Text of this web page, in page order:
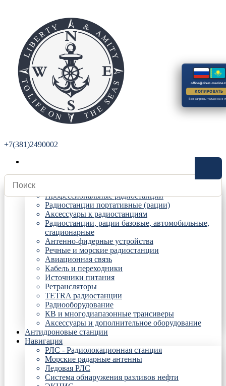
+7(381)2490002
Радиостанции
Профессиональные радиостанции
Радиостанции портативные (рации)
Аксессуары к радиостанциям
Радиостанции, рации базовые, автомобильные,
стационарные
Антенно-фидерные устройства
Речные и морские радиостанции
Авиационная связь
Кабель и переходники
Источники питания
Ретрансляторы
TETRA радиостанции
Радиооборудование
КВ и многодиапазонные трансиверы
Аксессуары и дополнительное оборудование
Антидроновые станции
Навигация
РЛС - Радиолокационная станция
Морские радарные антенны
Ледовая РЛС
Система обнаружения разливов нефти
office@river-
КОПИРОВАТЬ
Все запросы только на e-